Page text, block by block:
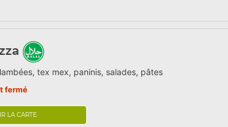
tex mex, paninis, salades, pâtes
fermé
LA CARTE